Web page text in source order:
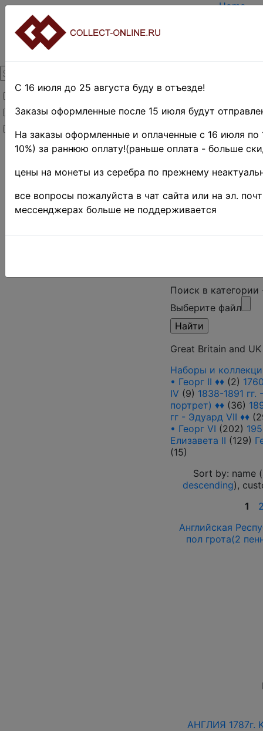
Товары со скидкой
Товары в наличии
Новинки
Home
TERMS
Home»
Coins»
Иностранные
монеты»
Europe» Great
Поиск в
Выберите файл
Great Britain and
Наборы и
• Георг II ♦♦ (2)
IV (9) 1838-1891
портрет) ♦♦ (36)
гг - Эдуард VII ♦♦
• Георг VI (202)
Елизавета II (129)
(15)
Sort by: name (
descending),
1
Английская
пол грота(2
АНГЛИЯ 1787г.
С 16 июля до 25 августа буду в отъезде!
Заказы оформленные после 15 июля будут
На заказы оформленные и оплаченные с 16 июля по
10%) за раннюю оплату!(раньше оплата - больше
цены на монеты из серебра по прежнему
все вопросы пожалуйста в чат сайта или на эл.
мессенджерах больше не поддерживается